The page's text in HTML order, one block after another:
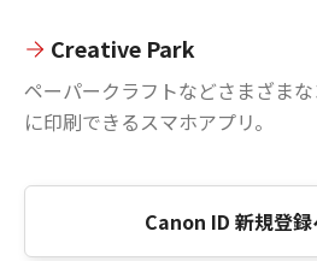
Creative Park
ペーパークラフトなどさまざま
に印刷できるスマホアプリ。
Canon ID 新規登